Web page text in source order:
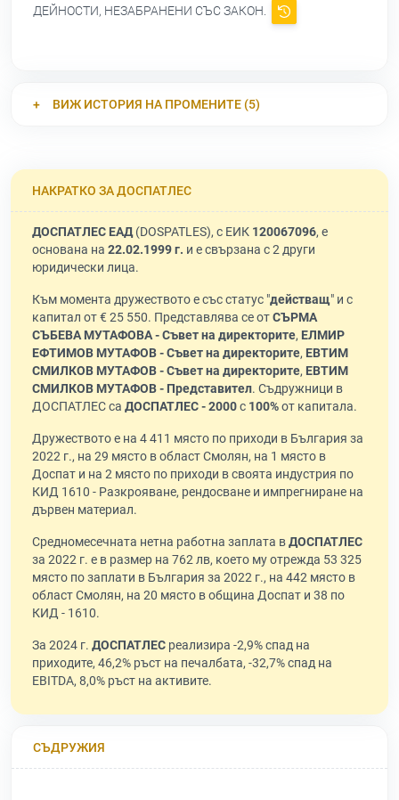
ДЕЙНОСТИ, НЕЗАБРАНЕНИ СЪС ЗАКОН.
ВИЖ ИСТОРИЯ НА ПРОМЕНИТЕ (5)
НАКРАТКО ЗА ДОСПАТЛЕС
ДОСПАТЛЕС ЕАД(DOSPATLES), с ЕИК 120067096, е
основана на 22.02.1999 г. и е свързана с 2 други
юридически лица.
Към момента дружеството е със статус "действащ" и с
капитал от € 25 550. Представлява се отСЪРМА
СЪБЕВА МУТАФОВА - Съвет на директорите, ЕЛМИР
ЕФТИМОВ МУТАФОВ - Съвет на директорите, ЕВТИМ
СМИЛКОВ МУТАФОВ - Съвет на директорите, ЕВТИМ
СМИЛКОВ МУТАФОВ - Представител. Съдружници в
ДОСПАТЛЕС са ДОСПАТЛЕС - 2000с 100%от капитала.
Дружеството е на 4 411 място по приходи в България за
2022 г., на 29 място в област Смолян, на 1 място в
Доспат и на 2 място по приходи в своята индустрия по
КИД 1610 - Разкрояване, рендосване и импрегниране на
дървен материал.
Средномесечната нетна работна заплата вДОСПАТЛЕС
за 2022 г. е в размер на 762 лв, което му отрежда 53 325
място по заплати в България за 2022 г., на 442 място в
област Смолян, на 20 място в община Доспат и 38 по
КИД - 1610.
За 2024 г. ДОСПАТЛЕС реализира -2,9% спад на
приходите, 46,2% ръст на печалбата, -32,7% спад на
EBITDA, 8,0% ръст на активите.
СЪДРУЖИЯ